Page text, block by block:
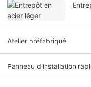
Atelier préfabriqué
Panneau d'installation